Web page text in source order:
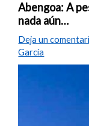
Abengoa: A
nada aún…
Deja un
García